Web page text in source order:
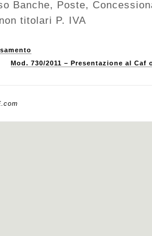
Banche, Poste,
titolari P. IVA
Mod. 730/2011 – Presentazione al